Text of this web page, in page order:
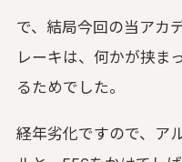
で、結局今回の当アカ
レーキは、何かが挟ま
るためでした。
経年劣化ですので、ア